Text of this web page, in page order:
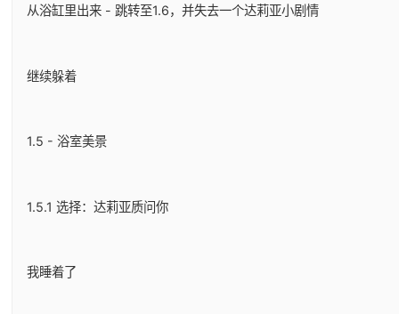
从浴缸里出来 - 跳转至1.6，并失去一个达莉亚小剧情
继续躲着
1.5 - 浴室美景
1.5.1 选择：达莉亚质问你
我睡着了